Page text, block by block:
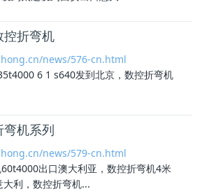
控折弯机
news/576-cn.html
6 1 s640发到北京，数控折弯机
机系列
news/579-cn.html
出口澳大利亚，数控折弯机4米
大利，数控折弯机...